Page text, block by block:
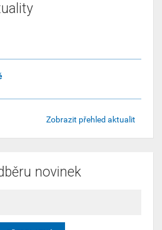
Zobrazit přehled aktualit
novinek